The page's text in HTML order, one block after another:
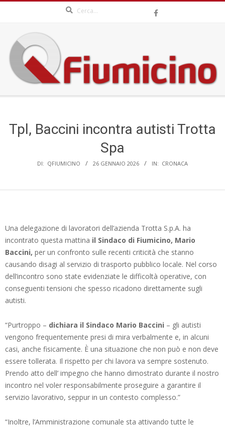
content
QFIUMICINO.COM
MenuTpl, Baccini incontra autisti Trotta
Spa
DI: QFIUMICINO 26 GENNAIO 2026 IN: CRONACA
Una delegazione di lavoratori dell’azienda Trotta S.p.A. ha
incontrato questa mattina il Sindaco di Fiumicino, Mario
Baccini, per un confronto sulle recenti criticità che stanno
causando disagi al servizio di trasporto pubblico locale. Nel corso
dell’incontro sono state evidenziate le difficoltà operative, con
conseguenti tensioni che spesso ricadono direttamente sugli
autisti.
“Purtroppo – dichiara il Sindaco Mario Baccini – gli autisti
vengono frequentemente presi di mira verbalmente e, in alcuni
casi, anche fisicamente. È una situazione che non può e non deve
essere tollerata. Il rispetto per chi lavora va sempre sostenuto.
Prendo atto dell’ impegno che hanno dimostrato durante il nostro
incontro nel voler responsabilmente proseguire a garantire il
servizio lavorativo, seppur in un contesto complesso.”
“Inoltre, l’Amministrazione comunale sta attivando tutte le